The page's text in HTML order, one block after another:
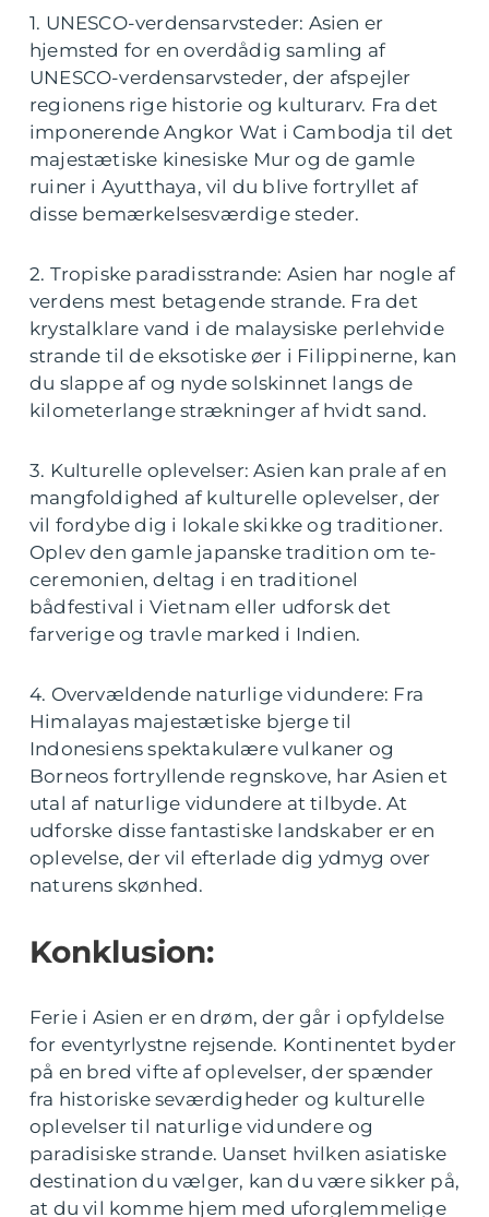
1. UNESCO-verdensarvsteder: Asien er
hjemsted for en overdådig samling af
UNESCO-verdensarvsteder, der afspejler
regionens rige historie og kulturarv. Fra det
imponerende Angkor Wat i Cambodja til det
majestætiske kinesiske Mur og de gamle
ruiner i Ayutthaya, vil du blive fortryllet af
disse bemærkelsesværdige steder.
2. Tropiske paradisstrande: Asien har nogle af
verdens mest betagende strande. Fra det
krystalklare vand i de malaysiske perlehvide
strande til de eksotiske øer i Filippinerne, kan
du slappe af og nyde solskinnet langs de
kilometerlange strækninger af hvidt sand.
3. Kulturelle oplevelser: Asien kan prale af en
mangfoldighed af kulturelle oplevelser, der
vil fordybe dig i lokale skikke og traditioner.
Oplev den gamle japanske tradition om te-
ceremonien, deltag i en traditionel
bådfestival i Vietnam eller udforsk det
farverige og travle marked i Indien.
4. Overvældende naturlige vidundere: Fra
Himalayas majestætiske bjerge til
Indonesiens spektakulære vulkaner og
Borneos fortryllende regnskove, har Asien et
utal af naturlige vidundere at tilbyde. At
udforske disse fantastiske landskaber er en
oplevelse, der vil efterlade dig ydmyg over
naturens skønhed.
Konklusion:
Ferie i Asien er en drøm, der går i opfyldelse
for eventyrlystne rejsende. Kontinentet byder
på en bred vifte af oplevelser, der spænder
fra historiske seværdigheder og kulturelle
oplevelser til naturlige vidundere og
paradisiske strande. Uanset hvilken asiatiske
destination du vælger, kan du være sikker på,
at du vil komme hjem med uforglemmelige